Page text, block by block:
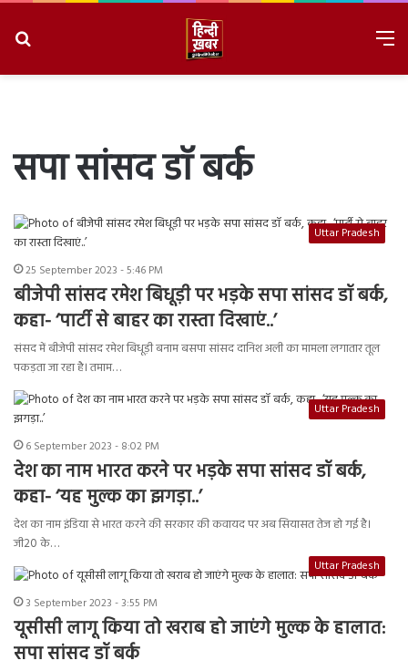
सपा सांसद डॉ बर्क
Uttar Pradesh
25 September 2023 - 5:46 PM
बीजेपी सांसद रमेश बिधूड़ी पर भड़के सपा सांसद डॉ बर्क,
कहा- ‘पार्टी से बाहर का रास्ता दिखाएं..’
संसद में बीजेपी सांसद रमेश बिधूड़ी बनाम बसपा सांसद दानिश अली का मामला लगातार तूल
पकड़ता जा रहा है। तमाम…
Uttar Pradesh
6 September 2023 - 8:02 PM
देश का नाम भारत करने पर भड़के सपा सांसद डॉ बर्क,
कहा- ‘यह मुल्क का झगड़ा..’
देश का नाम इंडिया से भारत करने की सरकार की कवायद पर अब सियासत तेज हो गई है।
जी20 के…
Uttar Pradesh
3 September 2023 - 3:55 PM
यूसीसी लागू किया तो खराब हो जाएंगे मुल्क के हालात:
सपा सांसद डॉ बर्क